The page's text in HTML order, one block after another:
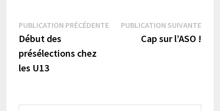
Navigation
de
l’article
PUBLICATION PRÉCÉDENTEPublication
précédente :
Début des
présélections chez
les U13
PUBLICATION SUIVANTE
Cap sur l’ASO !